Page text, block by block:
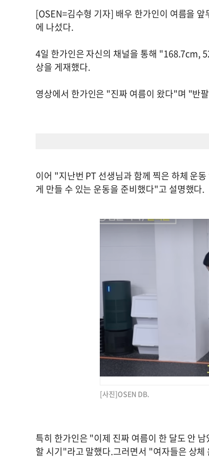
[OSEN=김수형 기자] 배우 한가인이 여름을
에 나섰다.
4일 한가인은 자신의 채널을 통해 "168.7cm,
상을 게재했다.
영상에서 한가인은 "진짜 여름이 왔다"며 "반
이어 "지난번 PT 선생님과 함께 찍은 하체 운
게 만들 수 있는 운동을 준비했다"고 설명했다.
[사진]OSEN DB.
특히 한가인은 "이제 진짜 여름이 한 달도 안
할 시기"라고 말했다.그러면서 "여자들은 상